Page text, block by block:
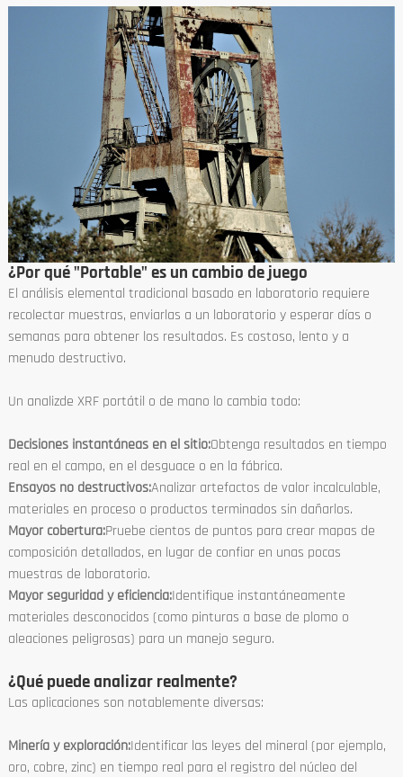
¿Por qué "Portable" es un cambio de juego
El análisis elemental tradicional basado en laboratorio requiere
recolectar muestras, enviarlas a un laboratorio y esperar días o
semanas para obtener los resultados. Es costoso, lento y a
menudo destructivo.
Un analizde XRF portátil o de mano lo cambia todo:
Decisiones instantáneas en el sitio:Obtenga resultados en tiempo
real en el campo, en el desguace o en la fábrica.
Ensayos no destructivos:Analizar artefactos de valor incalculable,
materiales en proceso o productos terminados sin dañarlos.
Mayor cobertura:Pruebe cientos de puntos para crear mapas de
composición detallados, en lugar de confiar en unas pocas
muestras de laboratorio.
Mayor seguridad y eficiencia:Identifique instantáneamente
materiales desconocidos (como pinturas a base de plomo o
aleaciones peligrosas) para un manejo seguro.
¿Qué puede analizar realmente?
Las aplicaciones son notablemente diversas:
Minería y exploración:Identificar las leyes del mineral (por ejemplo,
oro, cobre, zinc) en tiempo real para el registro del núcleo del